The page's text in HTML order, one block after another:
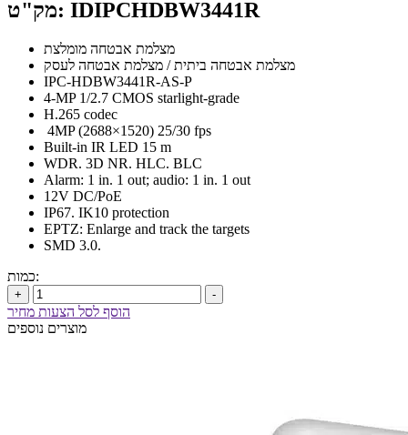
מק"ט: IDIPCHDBW3441R
מצלמת אבטחה מומלצת
מצלמת אבטחה ביתית / מצלמת אבטחה לעסק
IPC-HDBW3441R-AS-P
4-MP 1/2.7 CMOS starlight-grade
H.265 codec
4MP (2688×1520) 25/30 fps
Built-in IR LED 15 m
WDR. 3D NR. HLC. BLC
Alarm: 1 in. 1 out; audio: 1 in. 1 out
12V DC/PoE
IP67. IK10 protection
EPTZ: Enlarge and track the targets
SMD 3.0.
כמות:
+ -
הוסף לסל הצעות מחיר
מוצרים נוספים